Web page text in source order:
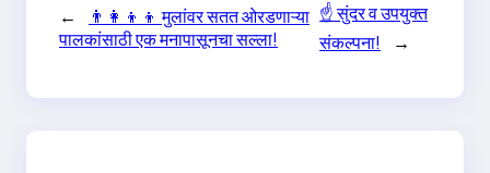
←
👨‍👩‍👦‍👦 मुलांवर सतत ओरडणाऱ्या
पालकांसाठी एक मनापासूनचा सल्ला!
☝️ सुंदर व उपयुक्त
संकल्पना!
→